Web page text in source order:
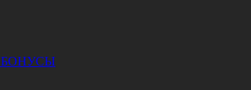
БОНУСЫ